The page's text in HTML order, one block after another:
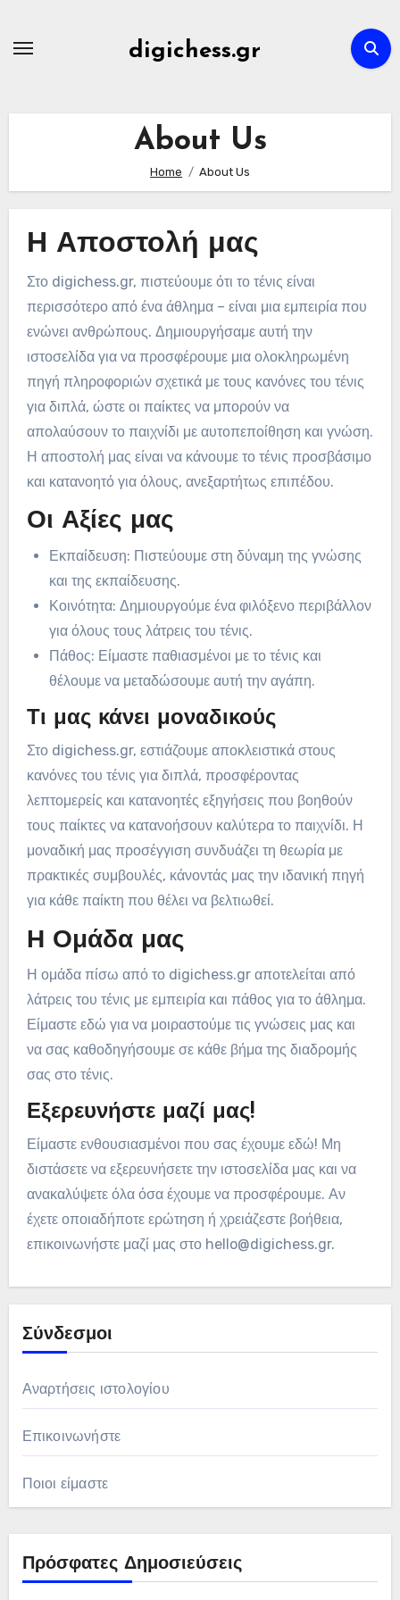
digichess.gr
About Us
Home About Us
Η Αποστολή μας
Στο digichess.gr, πιστεύουμε ότι το τένις είναι
περισσότερο από ένα άθλημα – είναι μια εμπειρία που
ενώνει ανθρώπους. Δημιουργήσαμε αυτή την
ιστοσελίδα για να προσφέρουμε μια ολοκληρωμένη
πηγή πληροφοριών σχετικά με τους κανόνες του τένις
για διπλά, ώστε οι παίκτες να μπορούν να
απολαύσουν το παιχνίδι με αυτοπεποίθηση και γνώση.
Η αποστολή μας είναι να κάνουμε το τένις προσβάσιμο
και κατανοητό για όλους, ανεξαρτήτως επιπέδου.
Οι Αξίες μας
Εκπαίδευση: Πιστεύουμε στη δύναμη της γνώσης
και της εκπαίδευσης.
Κοινότητα: Δημιουργούμε ένα φιλόξενο περιβάλλον
για όλους τους λάτρεις του τένις.
Πάθος: Είμαστε παθιασμένοι με το τένις και
θέλουμε να μεταδώσουμε αυτή την αγάπη.
Τι μας κάνει μοναδικούς
Στο digichess.gr, εστιάζουμε αποκλειστικά στους
κανόνες του τένις για διπλά, προσφέροντας
λεπτομερείς και κατανοητές εξηγήσεις που βοηθούν
τους παίκτες να κατανοήσουν καλύτερα το παιχνίδι. Η
μοναδική μας προσέγγιση συνδυάζει τη θεωρία με
πρακτικές συμβουλές, κάνοντάς μας την ιδανική πηγή
για κάθε παίκτη που θέλει να βελτιωθεί.
Η Ομάδα μας
Η ομάδα πίσω από το digichess.gr αποτελείται από
λάτρεις του τένις με εμπειρία και πάθος για το άθλημα.
Είμαστε εδώ για να μοιραστούμε τις γνώσεις μας και
να σας καθοδηγήσουμε σε κάθε βήμα της διαδρομής
σας στο τένις.
Εξερευνήστε μαζί μας!
Είμαστε ενθουσιασμένοι που σας έχουμε εδώ! Μη
διστάσετε να εξερευνήσετε την ιστοσελίδα μας και να
ανακαλύψετε όλα όσα έχουμε να προσφέρουμε. Αν
έχετε οποιαδήποτε ερώτηση ή χρειάζεστε βοήθεια,
επικοινωνήστε μαζί μας στο hello@digichess.gr.
Σύνδεσμοι
Αναρτήσεις ιστολογίου
Επικοινωνήστε
Ποιοι είμαστε
Πρόσφατες Δημοσιεύσεις